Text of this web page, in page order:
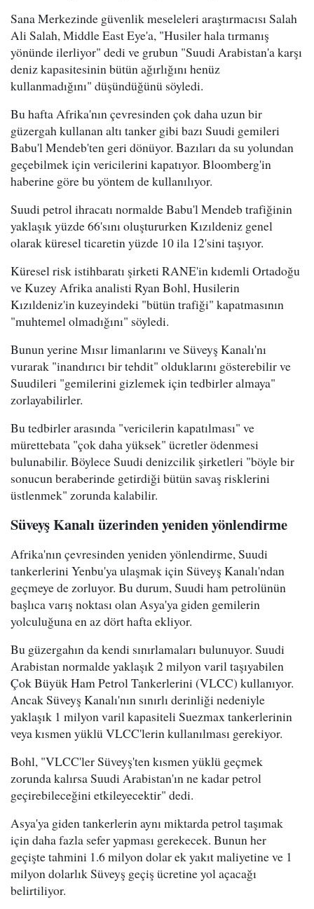
Sana Merkezinde güvenlik meseleleri araştırmacısı Salah
Ali Salah, Middle East Eye'a, "Husiler hala tırmanış
yönünde ilerliyor" dedi ve grubun "Suudi Arabistan'a karşı
deniz kapasitesinin bütün ağırlığını henüz
kullanmadığını" düşündüğünü söyledi.
Bu hafta Afrika'nın çevresinden çok daha uzun bir
güzergah kullanan altı tanker gibi bazı Suudi gemileri
Babu'l Mendeb'ten geri dönüyor. Bazıları da su yolundan
geçebilmek için vericilerini kapatıyor. Bloomberg'in
haberine göre bu yöntem de kullanılıyor.
Suudi petrol ihracatı normalde Babu'l Mendeb trafiğinin
yaklaşık yüzde 66'sını oluştururken Kızıldeniz genel
olarak küresel ticaretin yüzde 10 ila 12'sini taşıyor.
Küresel risk istihbaratı şirketi RANE'in kıdemli Ortadoğu
ve Kuzey Afrika analisti Ryan Bohl, Husilerin
Kızıldeniz'in kuzeyindeki "bütün trafiği" kapatmasının
"muhtemel olmadığını" söyledi.
Bunun yerine Mısır limanlarını ve Süveyş Kanalı'nı
vurarak "inandırıcı bir tehdit" olduklarını gösterebilir ve
Suudileri "gemilerini gizlemek için tedbirler almaya"
zorlayabilirler.
Bu tedbirler arasında "vericilerin kapatılması" ve
mürettebata "çok daha yüksek" ücretler ödenmesi
bulunabilir. Böylece Suudi denizcilik şirketleri "böyle bir
sonucun beraberinde getirdiği bütün savaş risklerini
üstlenmek" zorunda kalabilir.
Süveyş Kanalı üzerinden yeniden yönlendirme
Afrika'nın çevresinden yeniden yönlendirme, Suudi
tankerlerini Yenbu'ya ulaşmak için Süveyş Kanalı'ndan
geçmeye de zorluyor. Bu durum, Suudi ham petrolünün
başlıca varış noktası olan Asya'ya giden gemilerin
yolculuğuna en az dört hafta ekliyor.
Bu güzergahın da kendi sınırlamaları bulunuyor. Suudi
Arabistan normalde yaklaşık 2 milyon varil taşıyabilen
Çok Büyük Ham Petrol Tankerlerini (VLCC) kullanıyor.
Ancak Süveyş Kanalı'nın sınırlı derinliği nedeniyle
yaklaşık 1 milyon varil kapasiteli Suezmax tankerlerinin
veya kısmen yüklü VLCC'lerin kullanılması gerekiyor.
Bohl, "VLCC'ler Süveyş'ten kısmen yüklü geçmek
zorunda kalırsa Suudi Arabistan'ın ne kadar petrol
geçirebileceğini etkileyecektir" dedi.
Asya'ya giden tankerlerin aynı miktarda petrol taşımak
için daha fazla sefer yapması gerekecek. Bunun her
geçişte tahmini 1.6 milyon dolar ek yakıt maliyetine ve 1
milyon dolarlık Süveyş geçiş ücretine yol açacağı
belirtiliyor.